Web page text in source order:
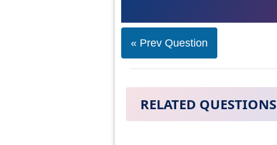
« Prev Question
RELATED QUESTIONS